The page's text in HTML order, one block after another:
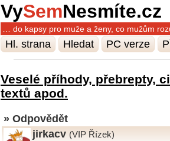
VySemNesmíte.cz
… do kapsy pro muže a ženy, co mužům
Hl. strana Hledat PC verze
Veselé příhody, přebrepty,
textů apod.
» Odpovědět
jirkacv (VIP Řízek)